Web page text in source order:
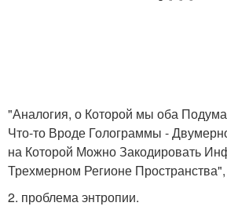
"Аналогия, о Которой мы оба
Что-то Вроде Голограммы -
на Которой Можно Закодировать
Трехмерном Регионе Пространства",
2. проблема энтропии.